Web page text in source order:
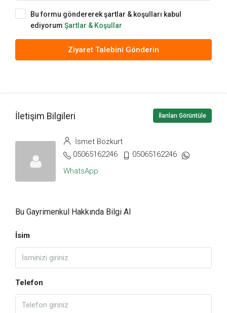
Bu formu göndererek şartlar & koşulları kabul
ediyorum Şartlar & Koşullar
Ziyaret Talebini Gönderin
İletişim Bilgileri İlanları Görüntüle
İsmet Bozkurt
05065162246
05065162246
WhatsApp
Bu Gayrimenkul Hakkında Bilgi Al
İsim
Telefon